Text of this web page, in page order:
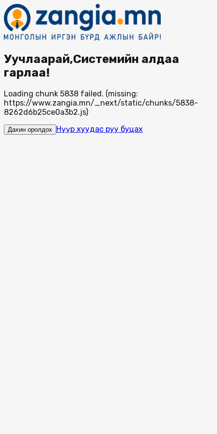
Уучлаарай,Системийн алдаа
гарлаа!
Loading chunk 5838 failed. (missing:
https://www.zangia.mn/_next/static/chunks/5838-
8262d6b25ce0a3b2.js)
Дахин оролдох Нүүр хуудас руу буцах